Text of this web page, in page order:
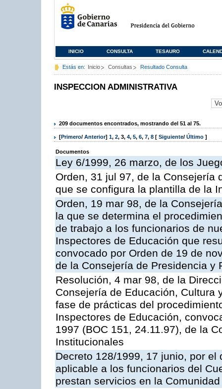
INICIO CONSULTA TESAURO
Estás en: Inicio Consultas Resultado Consulta
INSPECCION ADMINISTRATIVA
209 documentos encontrados, mostrando del 51 al 75.
[Primero/ Anterior] 1, 2, 3, 4, 5, 6, 7, 8 [ Siguiente/ Último ]
Documentos
Ley 6/1999, 26 marzo, de los
Orden, 31 jul 97, de la Consejería
que se configura la plantilla de la
Orden, 19 mar 98, de la
la que se determina el
de trabajo a los funcionarios de
Inspectores de Educación que
convocado por Orden de 19 de
de la Consejería de Presidencia y
Resolución, 4 mar 98, de la
Consejería de Educación, Cultura
fase de prácticas del
Inspectores de Educación,
1997 (BOC 151, 24.11.97), de la
Institucionales
Decreto 128/1999, 17 junio, por
aplicable a los funcionarios del
prestan servicios en la